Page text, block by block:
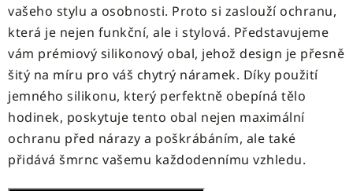
vašeho stylu a osobnosti. Proto si zaslouží ochranu,
která je nejen funkční, ale i stylová. Představujeme
vám prémiový silikonový obal, jehož design je přesně
šitý na míru pro váš chytrý náramek. Díky použití
jemného silikonu, který perfektně obepíná tělo
hodinek, poskytuje tento obal nejen maximální
ochranu před nárazy a poškrábáním, ale také
přidává šmrnc vašemu každodennímu vzhledu.